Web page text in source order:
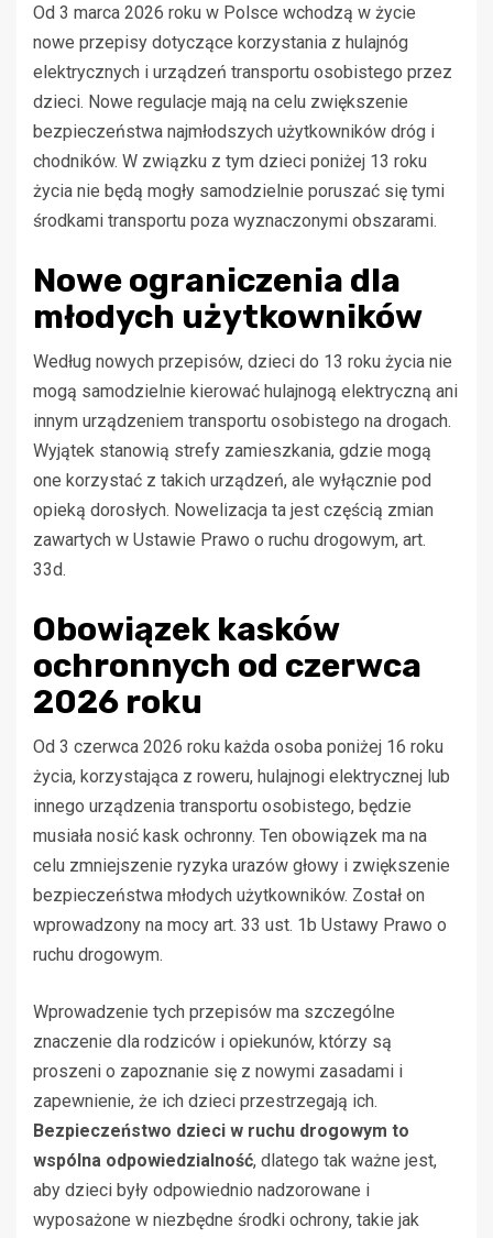
Od 3 marca 2026 roku w Polsce wchodzą w życie
nowe przepisy dotyczące korzystania z hulajnóg
elektrycznych i urządzeń transportu osobistego przez
dzieci. Nowe regulacje mają na celu zwiększenie
bezpieczeństwa najmłodszych użytkowników dróg i
chodników. W związku z tym dzieci poniżej 13 roku
życia nie będą mogły samodzielnie poruszać się tymi
środkami transportu poza wyznaczonymi obszarami.
Nowe ograniczenia dla
młodych użytkowników
Według nowych przepisów, dzieci do 13 roku życia nie
mogą samodzielnie kierować hulajnogą elektryczną ani
innym urządzeniem transportu osobistego na drogach.
Wyjątek stanowią strefy zamieszkania, gdzie mogą
one korzystać z takich urządzeń, ale wyłącznie pod
opieką dorosłych. Nowelizacja ta jest częścią zmian
zawartych w Ustawie Prawo o ruchu drogowym, art.
33d.
Obowiązek kasków
ochronnych od czerwca
2026 roku
Od 3 czerwca 2026 roku każda osoba poniżej 16 roku
życia, korzystająca z roweru, hulajnogi elektrycznej lub
innego urządzenia transportu osobistego, będzie
musiała nosić kask ochronny. Ten obowiązek ma na
celu zmniejszenie ryzyka urazów głowy i zwiększenie
bezpieczeństwa młodych użytkowników. Został on
wprowadzony na mocy art. 33 ust. 1b Ustawy Prawo o
ruchu drogowym.
Wprowadzenie tych przepisów ma szczególne
znaczenie dla rodziców i opiekunów, którzy są
proszeni o zapoznanie się z nowymi zasadami i
zapewnienie, że ich dzieci przestrzegają ich.
Bezpieczeństwo dzieci w ruchu drogowym to
wspólna odpowiedzialność, dlatego tak ważne jest,
aby dzieci były odpowiednio nadzorowane i
wyposażone w niezbędne środki ochrony, takie jak